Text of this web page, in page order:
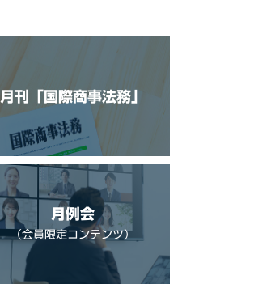
月刊「国際商事法務」
月例会
（会員限定コンテンツ）